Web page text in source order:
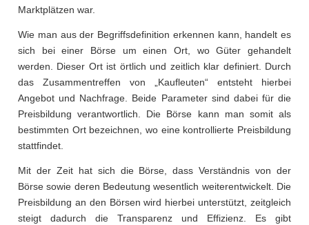
Marktplätzen war.
Wie man aus der Begriffsdefinition erkennen kann, handelt es
sich bei einer Börse um einen Ort, wo Güter gehandelt
werden. Dieser Ort ist örtlich und zeitlich klar definiert. Durch
das Zusammentreffen von „Kaufleuten“ entsteht hierbei
Angebot und Nachfrage. Beide Parameter sind dabei für die
Preisbildung verantwortlich. Die Börse kann man somit als
bestimmten Ort bezeichnen, wo eine kontrollierte Preisbildung
stattfindet.
Mit der Zeit hat sich die Börse, dass Verständnis von der
Börse sowie deren Bedeutung wesentlich weiterentwickelt. Die
Preisbildung an den Börsen wird hierbei unterstützt, zeitgleich
steigt dadurch die Transparenz und Effizienz. Es gibt